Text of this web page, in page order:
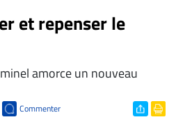
et repenser le
amorce un nouveau
Commenter